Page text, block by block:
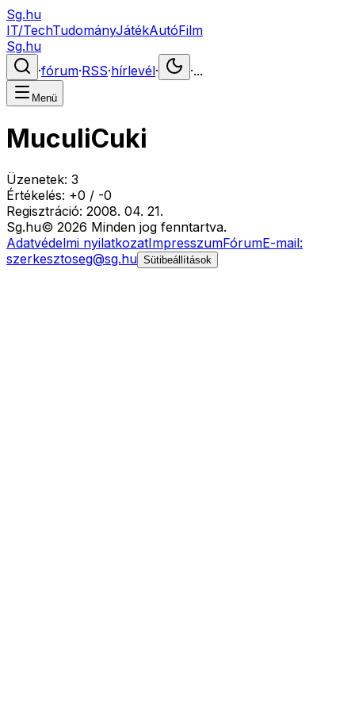
Sg.hu
IT/TechTudományJátékAutóFilm
Sg.hu
·fórum·RSS·hírlevél· ·...
Menü
MuculiCuki
Üzenetek: 3
Értékelés: +0 / -0
Regisztráció: 2008. 04. 21.
Sg.hu© 2026 Minden jog fenntartva.
Adatvédelmi nyilatkozatImpresszumFórumE-mail:
szerkesztoseg@sg.hu Sütibeállítások